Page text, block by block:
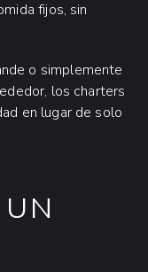
fijos, sin
o simplemente
los charters
en lugar de solo